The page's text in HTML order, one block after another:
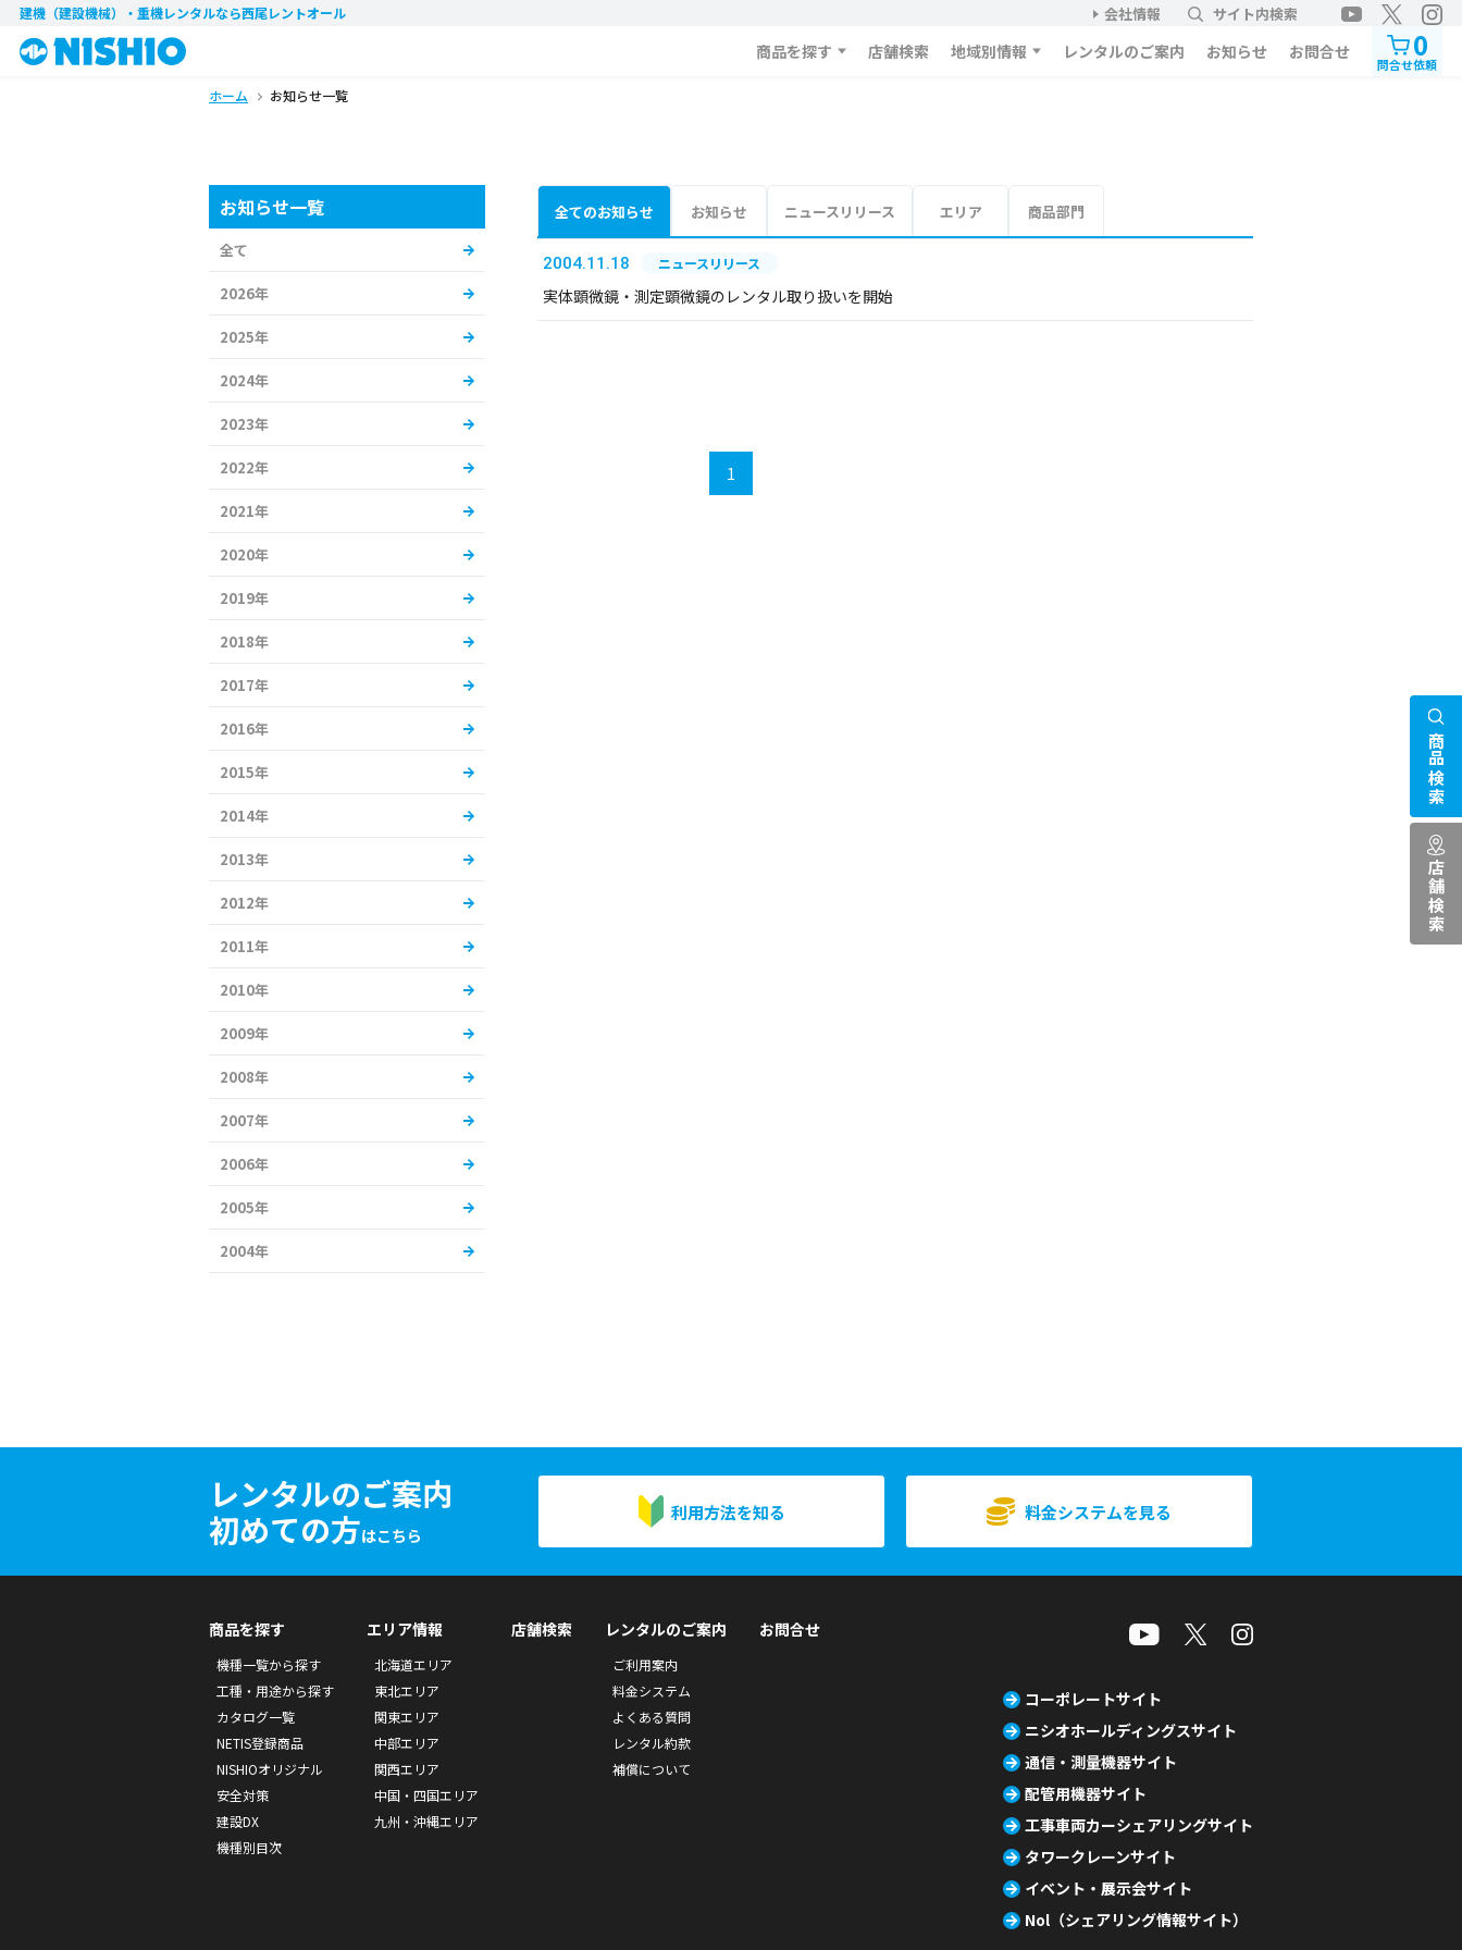
建機（建設機械）・重機レンタルなら西尾レントオール 会社情報 サイト内検索
商品を探す 店舗検索 地域別情報 レンタルのご案内 お知らせ お問合せ 0
問合せ依頼
ホーム お知らせ一覧
全てのお知らせ お知らせ ニュースリリース エリア 商品部門
2004.11.18 ニュースリリース
実体顕微鏡・測定顕微鏡のレンタル取り扱いを開始
1
お知らせ一覧
全て
2026年
2025年
2024年
2023年
2022年
2021年
2020年
2019年
2018年
2017年
2016年
2015年
2014年
2013年
2012年
2011年
2010年
2009年
2008年
2007年
2006年
2005年
2004年
レンタルのご案内
初めての方はこちら
利用方法を知る 料金システムを見る
商品検索
店舗検索
商品を探す
機種一覧から探す
工種・用途から探す
カタログ一覧
NETIS登録商品
NISHIOオリジナル
安全対策
建設DX
機種別目次
エリア情報
北海道エリア
東北エリア
関東エリア
中部エリア
関西エリア
中国・四国エリア
九州・沖縄エリア
店舗検索 レンタルのご案内
ご利用案内
料金システム
よくある質問
レンタル約款
補償について
お問合せ
コーポレートサイト
ニシオホールディングスサイト
通信・測量機器サイト
配管用機器サイト
工事車両カーシェアリングサイト
タワークレーンサイト
イベント・展示会サイト
Nol（シェアリング情報サイト）